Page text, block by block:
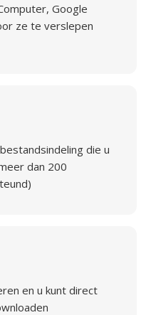
Google
ze te verslepen
die u
dan 200
en u kunt direct